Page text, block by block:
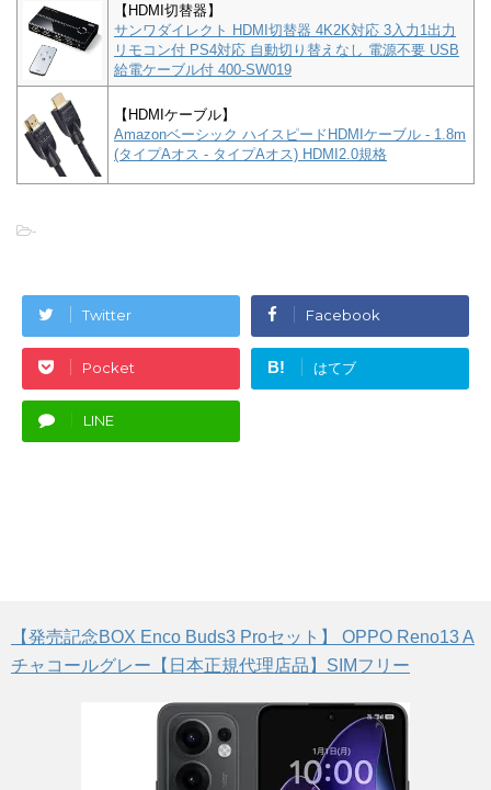
【HDMI切替器】
サンワダイレクト HDMI切替器 4K2K対応 3入力1出力
リモコン付 PS4対応 自動切り替えなし 電源不要 USB
給電ケーブル付 400-SW019
【HDMIケーブル】
Amazonベーシック ハイスピードHDMIケーブル - 1.8m
(タイプAオス - タイプAオス) HDMI2.0規格
-
Twitter Facebook
Pocket B! はてブ
LINE
【発売記念BOX Enco Buds3 Proセット】 OPPO Reno13 A
チャコールグレー【日本正規代理店品】SIMフリー